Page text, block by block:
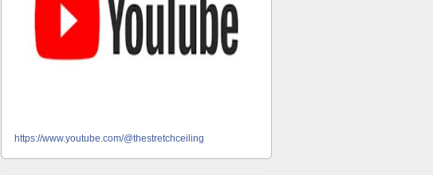
https://www.youtube.com/@thestretchceiling